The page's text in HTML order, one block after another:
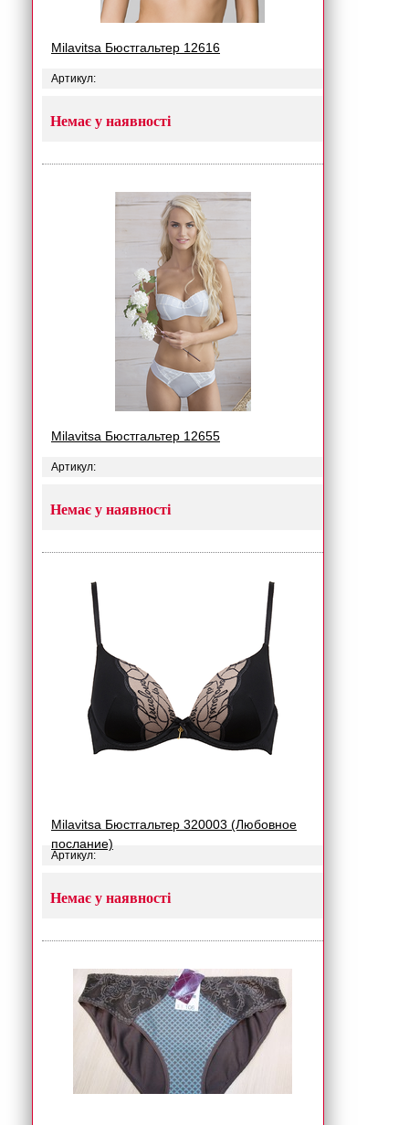
Milavitsa Бюстгальтер 12616
Артикул:
Немає у наявності
Milavitsa Бюстгальтер 12655
Артикул:
Немає у наявності
Milavitsa Бюстгальтер 320003 (Любовное
послание)
Артикул:
Немає у наявності